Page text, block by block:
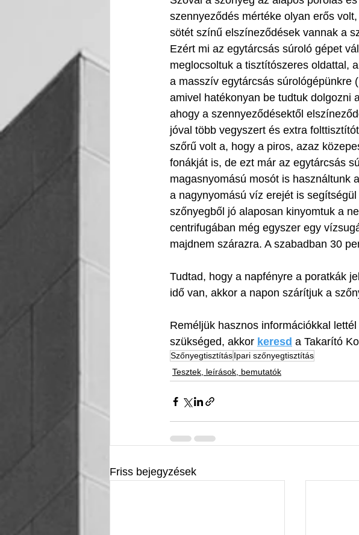
szennyeződés mértéke olyan erős
sötét színű elszíneződések vannak a
Ezért mi az egytárcsás súroló gépet
meglocsoltuk a tisztítószeres oldattal,
a masszív egytárcsás súrológépünkre
amivel hatékonyan be tudtuk dolgozni
ahogy a szennyeződésektől
jóval több vegyszert és extra
szőrű volt a, hogy a piros, azaz
fonákját is, de ezt már az egytárcsás
magasnyomású mosót is használtunk
a nagynyomású víz erejét is
szőnyegből jó alaposan kinyomtuk a
centrifugában még egyszer egy
majdnem szárazra. A szabadban 30
Tudtad, hogy a napfényre a poratkák
idő van, akkor a napon szárítjuk a
Reméljük hasznos információkkal
szükséged, akkor keresd a Takarító
SzőnyegtisztításIpari szőnyegtisztítás
Tesztek, leírások, bemutatók
Friss bejegyzések